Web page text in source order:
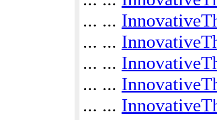
... ...
... ...
... ...
... ...
... ...